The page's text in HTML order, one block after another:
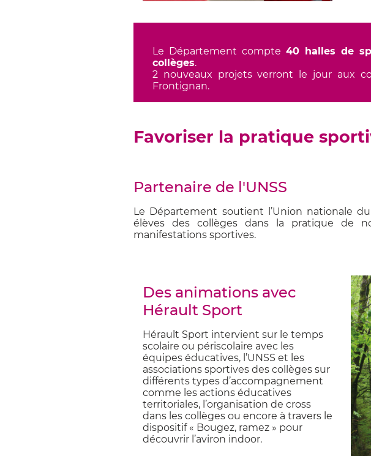
Le Département compte40 halles de
collèges.
2 nouveaux projets verront le jour aux
Frontignan.
Favoriser la pratique
Partenaire de l'UNSS
Le Département soutient l’Union nationale
élèves des collèges dans la pratique de
manifestations sportives.
Des animations avec
Hérault Sport
Hérault Sport intervient sur le temps
scolaire ou périscolaire avec les
équipes éducatives, l’UNSS et les
associations sportives des collèges sur
différents types d’accompagnement
comme les actions éducatives
territoriales, l’organisation de cross
dans les collèges ou encore à travers le
dispositif « Bougez, ramez » pour
découvrir l’aviron indoor.